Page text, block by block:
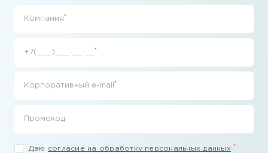
Компания *
+7(___)___-__-__ *
Корпоративный e-mail *
Промокод
Даю согласие на обработку персональных данных *